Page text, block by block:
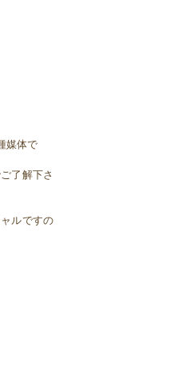
媒体で
了解下さ
ルですの